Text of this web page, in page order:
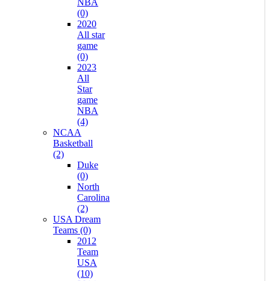
(0)
2020
All star
game
(0)
2023
All
Star
game
NBA
(4)
NCAA
Basketball
(2)
Duke
(0)
North
Carolina
(2)
USA Dream
Teams (0)
2012
Team
USA
(10)